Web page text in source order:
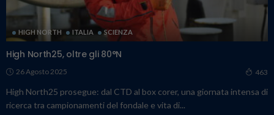
HIGH NORTH ITALIA SCIENZA
High North25, oltre gli 80°N
26 Agosto 2025 463
High North25 prosegue: dal CTD al box corer, una giornata intensa di
ricerca tra campionamenti del fondale e vita di...